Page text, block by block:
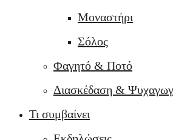
Μοναστήρι
Σόλος
Φαγητό & Ποτό
Διασκέδαση &
Τι συμβαίνει